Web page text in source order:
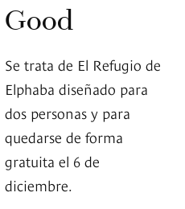
Good
Se trata de El Refugio de
Elphaba diseñado para
dos personas y para
quedarse de forma
gratuita el 6 de
diciembre.